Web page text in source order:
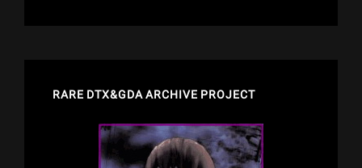
RARE DTX&GDA ARCHIVE PROJECT